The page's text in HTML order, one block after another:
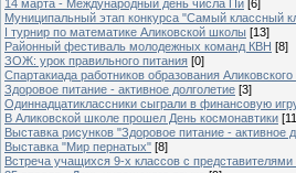
14 марта - Международный день числа Пи [6]
Муниципальный этап конкурса "Самый классный
I турнир по математике Аликовской школы [13]
Районный фестиваль молодежных команд КВН [8]
ЗОЖ: урок правильного питания [0]
Спартакиада работников образования
Здоровое питание - активное долголетие [3]
Одиннадцатиклассники сыграли в финансовую
В Аликовской школе прошел День космонавтики
Выставка рисунков "Здоровое питание - активное
Выставка "Мир пернатых" [8]
Встреча учащихся 9-х классов с